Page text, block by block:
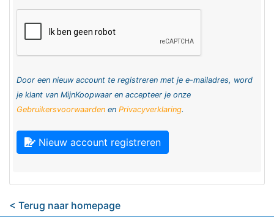
Door een nieuw account te registreren met je e-mailadres, word
je klant van MijnKoopwaar en accepteer je onze
Gebruikersvoorwaarden en Privacyverklaring.
Nieuw account registreren
< Terug naar homepage